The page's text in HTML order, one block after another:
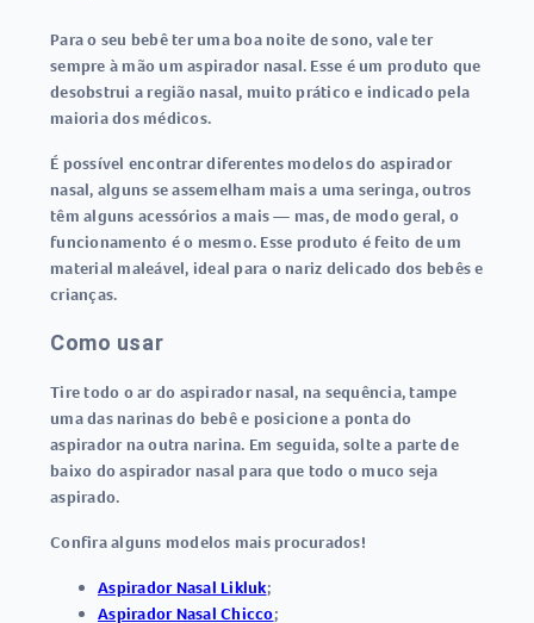
Para o seu bebê ter uma boa noite de sono, vale ter
sempre à mão um aspirador nasal. Esse é um produto que
desobstrui a região nasal, muito prático e indicado pela
maioria dos médicos.
É possível encontrar diferentes modelos do aspirador
nasal, alguns se assemelham mais a uma seringa, outros
têm alguns acessórios a mais — mas, de modo geral, o
funcionamento é o mesmo. Esse produto é feito de um
material maleável, ideal para o nariz delicado dos bebês e
crianças.
Como usar
Tire todo o ar do aspirador nasal, na sequência, tampe
uma das narinas do bebê e posicione a ponta do
aspirador na outra narina. Em seguida, solte a parte de
baixo do aspirador nasal para que todo o muco seja
aspirado.
Confira alguns modelos mais procurados!
Aspirador Nasal Likluk;
Aspirador Nasal Chicco;